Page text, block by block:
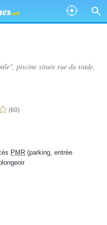
piscine située rue du stade,
5 (60)
PMR (parking, entrée